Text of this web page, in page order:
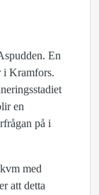
En
i Kramfors.
en
på i
med
att detta